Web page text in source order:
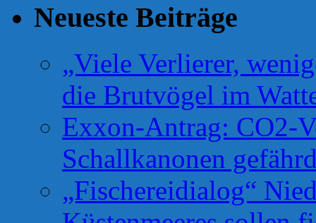
Neueste Beiträge
„Viele Verlierer,
die Brutvögel im
Exxon-Antrag: CO2-
Schallkanonen
„Fischereidialog“